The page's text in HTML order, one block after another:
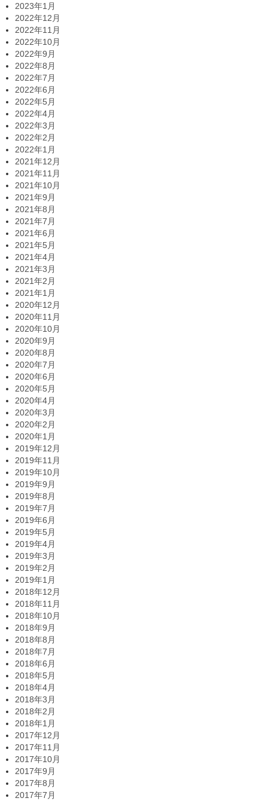
2023年1月
2022年12月
2022年11月
2022年10月
2022年9月
2022年8月
2022年7月
2022年6月
2022年5月
2022年4月
2022年3月
2022年2月
2022年1月
2021年12月
2021年11月
2021年10月
2021年9月
2021年8月
2021年7月
2021年6月
2021年5月
2021年4月
2021年3月
2021年2月
2021年1月
2020年12月
2020年11月
2020年10月
2020年9月
2020年8月
2020年7月
2020年6月
2020年5月
2020年4月
2020年3月
2020年2月
2020年1月
2019年12月
2019年11月
2019年10月
2019年9月
2019年8月
2019年7月
2019年6月
2019年5月
2019年4月
2019年3月
2019年2月
2019年1月
2018年12月
2018年11月
2018年10月
2018年9月
2018年8月
2018年7月
2018年6月
2018年5月
2018年4月
2018年3月
2018年2月
2018年1月
2017年12月
2017年11月
2017年10月
2017年9月
2017年8月
2017年7月